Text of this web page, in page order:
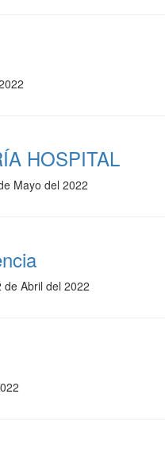
HOSPITAL
Mayo del 2022
de Abril del 2022